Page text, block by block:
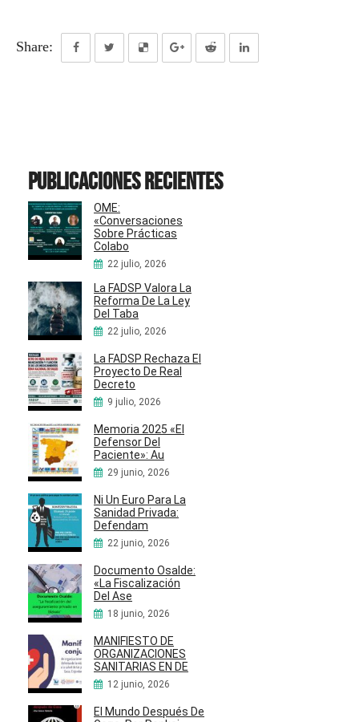
Share:
Publicaciones recientes
OME:
«Conversaciones
Sobre Prácticas
Colabo
22 julio, 2026
La FADSP Valora La
Reforma De La Ley
Del Taba
22 julio, 2026
La FADSP Rechaza El
Proyecto De Real
Decreto
9 julio, 2026
Memoria 2025 «El
Defensor Del
Paciente»: Au
29 junio, 2026
Ni Un Euro Para La
Sanidad Privada:
Defendam
22 junio, 2026
Documento Osalde:
«La Fiscalización
Del Ase
18 junio, 2026
MANIFIESTO DE
ORGANIZACIONES
SANITARIAS EN DE
12 junio, 2026
El Mundo Después De